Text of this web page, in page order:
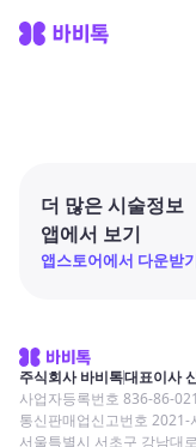
더 많은 시술정보
앱에서 보기
앱스토어에서 다운받
주식회사 바비톡대표이사
사업자등록번호 836-86-
통신판매업신고번호
서울특별시 서초구 강남대